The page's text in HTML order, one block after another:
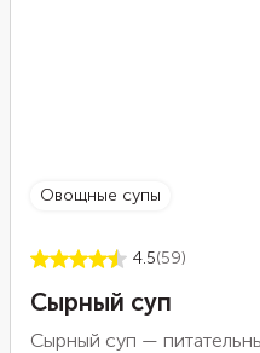
овощные супы
4.5(59)
Сырный суп
Сырный суп —